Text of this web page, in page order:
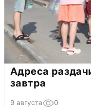
Адреса
завтра
9 августа 0